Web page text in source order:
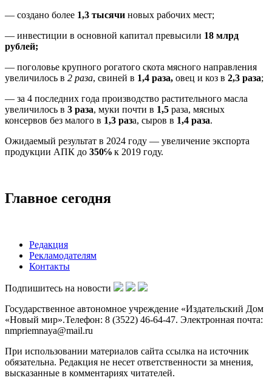
— создано более 1,3 тысячи новых рабочих мест;
— инвестиции в основной капитал превысили 18 млрд
рублей;
— поголовье крупного рогатого скота мясного направления
увеличилось в 2 раза, свиней в 1,4 раза, овец и коз в 2,3 раза;
— за 4 последних года производство растительного масла
увеличилось в 3 раза, муки почти в 1,5 раза, мясных
консервов без малого в 1,3 раза, сыров в 1,4 раза.
Ожидаемый результат в 2024 году — увеличение экспорта
продукции АПК до 350℅ к 2019 году.
Главное сегодня
Редакция
Рекламодателям
Контакты
Подпишитесь на новости
Государственное автономное учреждение «Издательский Дом
«Новый мир».Телефон: 8 (3522) 46-64-47. Электронная почта:
nmpriemnaya@mail.ru
При использовании материалов сайта ссылка на источник
обязательна. Редакция не несет ответственности за мнения,
высказанные в комментариях читателей.